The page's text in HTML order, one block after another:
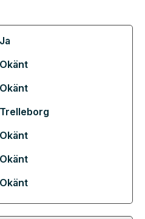
Ja
Okänt
Okänt
Trelleborg
Okänt
Okänt
Okänt